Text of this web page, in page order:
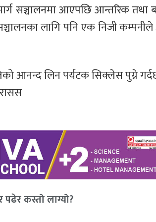
सञ्चालनमा आएपछि आन्तरिक तथा
लागि पनि एक निजी कम्पनीले
आनन्द लिन पर्यटक सिक्लेस पुग्ने
पढेर कस्तो लाग्यो?